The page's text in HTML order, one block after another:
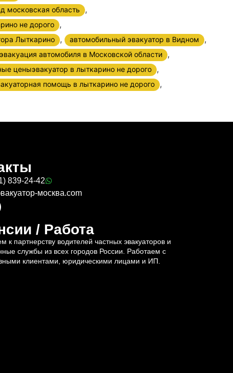
московская область ,
не дорого ,
Лыткарино , автомобильный эвакуатор в Видном ,
автомобиля в Московской области ,
ценыэвакуатор в лыткарино не дорого ,
помощь в лыткарино не дорого ,
839-24-42
москва.com
/ Работа
к партнерству водителей частных эвакуаторов и
службы из всех городов России. Работаем с
клиентами, юридическими лицами и ИП.